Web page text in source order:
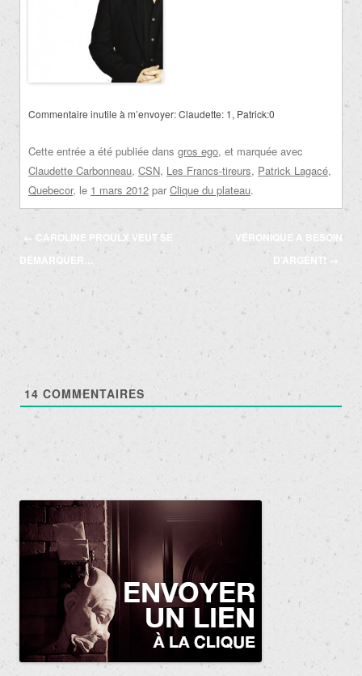
Commentaire inutile à m’envoyer: Claudette: 1, Patrick:0
Cette entrée a été publiée dans gros ego, et marquée avec
Claudette Carbonneau, CSN, Les Francs-tireurs, Patrick Lagacé,
Quebecor, le 1 mars 2012 par Clique du plateau.
Navigation
des
articles
← CAROLINE PROULX VEUT SE
DÉMARQUER…
VÉRONIQUE A BESOIN
D’ARGENT!
→
14 COMMENTAIRES